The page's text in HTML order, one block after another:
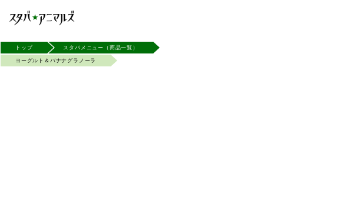
トップ スタバメニュー（商品一覧）
ヨーグルト＆バナナグラノーラ